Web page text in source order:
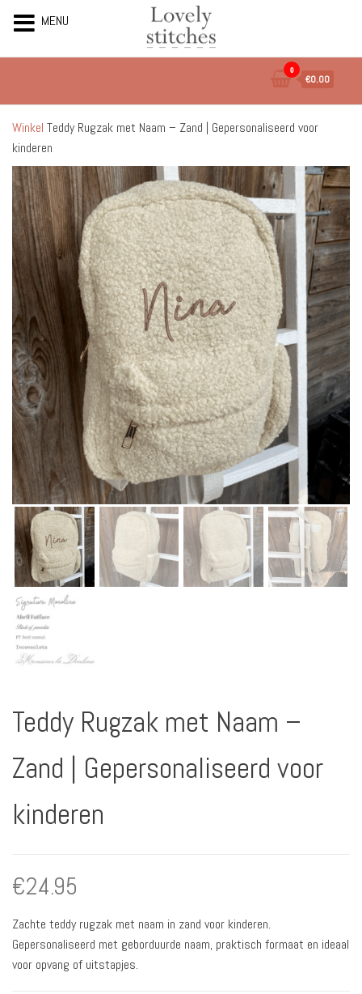
de
inhoud
0
€0.00
Winkel Teddy Rugzak met Naam – Zand | Gepersonaliseerd voor
kinderen
Teddy Rugzak met Naam –
Zand | Gepersonaliseerd voor
kinderen
€24.95
Zachte teddy rugzak met naam in zand voor kinderen.
Gepersonaliseerd met geborduurde naam, praktisch formaat en ideaal
voor opvang of uitstapjes.
MENU